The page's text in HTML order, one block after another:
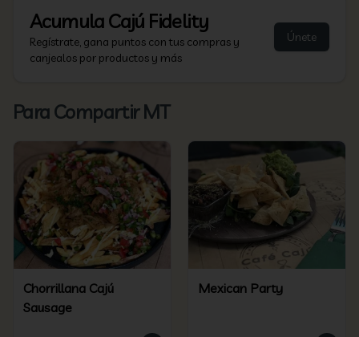
Acumula Cajú Fidelity
Regístrate, gana puntos con tus compras y
canjealos por productos y más
Únete
Para Compartir MT
Chorrillana Cajú
Sausage
Mexican Party